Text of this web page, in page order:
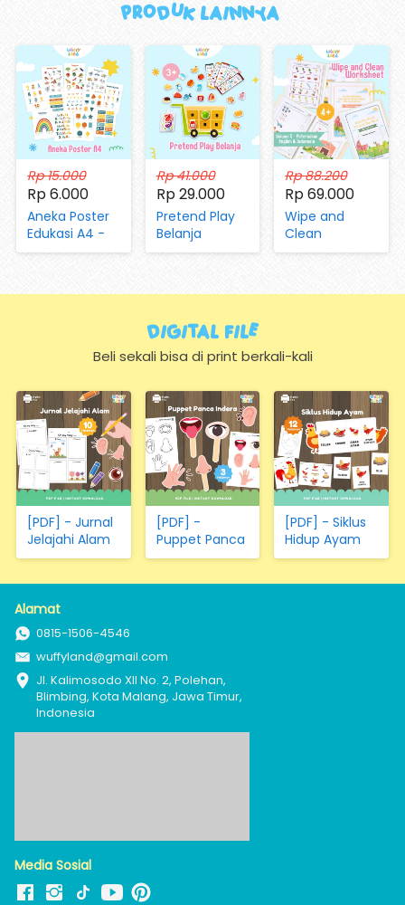
Produk Lainnya
Rp 15.000
Rp 6.000
Aneka Poster
Edukasi A4 -
Mengenal
(Hanya
Kertas)
Rp 41.000
Rp 29.000
Pretend Play
Belanja
(dengan
Rp 88.200
Rp 69.000
Wipe and
Clean
Worksheet Vol
Digital FIle
Beli sekali bisa di print berkali-kali
[PDF] - Jurnal
Jelajahi Alam
[PDF] -
Puppet Panca
Indera
[PDF] - Siklus
Hidup Ayam
Alamat
0815-1506-4546
wuffyland@gmail.com
Jl. Kalimosodo XII No. 2, Polehan,
Blimbing, Kota Malang, Jawa Timur,
Indonesia
Media Sosial